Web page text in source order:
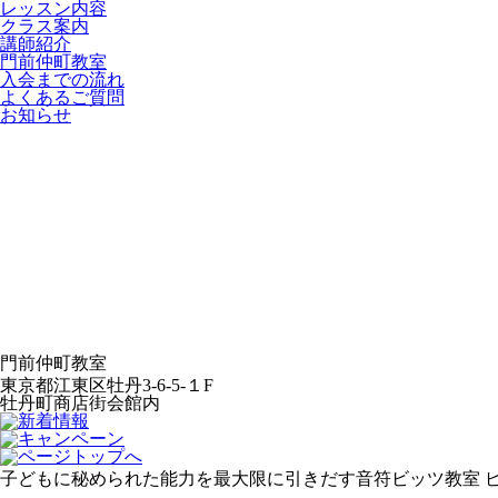
レッスン内容
クラス案内
講師紹介
門前仲町教室
入会までの流れ
よくあるご質問
お知らせ
門前仲町教室
東京都江東区牡丹3-6-5-１F
牡丹町商店街会館内
子どもに秘められた能力を最大限に引きだす音符ビッツ教室